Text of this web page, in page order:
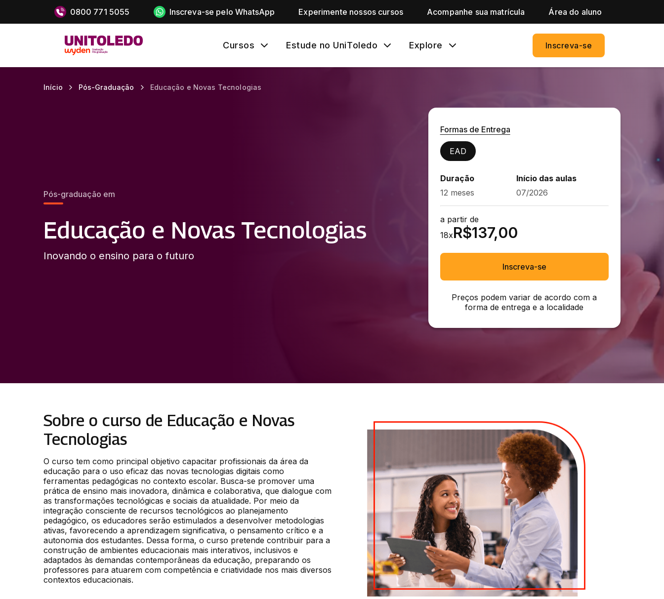
0800 771 5055 Inscreva-se pelo WhatsApp Experimente nossos cursos Acompanhe sua matrícula Área do aluno
Cursos Estude no UniToledo Explore Inscreva-se
Início Pós-Graduação Educação e Novas Tecnologias
Pós-graduação em
Educação e Novas Tecnologias
Inovando o ensino para o futuro
Formas de Entrega
EAD
Duração
12 meses
Início das aulas
07/2026
a partir de
18xR$137,00
Inscreva-se
Preços podem variar de acordo com a
forma de entrega e a localidade
Sobre o curso de Educação e Novas
Tecnologias
O curso tem como principal objetivo capacitar profissionais da área da
educação para o uso eficaz das novas tecnologias digitais como
ferramentas pedagógicas no contexto escolar. Busca-se promover uma
prática de ensino mais inovadora, dinâmica e colaborativa, que dialogue com
as transformações tecnológicas e sociais da atualidade. Por meio da
integração consciente de recursos tecnológicos ao planejamento
pedagógico, os educadores serão estimulados a desenvolver metodologias
ativas, favorecendo a aprendizagem significativa, o pensamento crítico e a
autonomia dos estudantes. Dessa forma, o curso pretende contribuir para a
construção de ambientes educacionais mais interativos, inclusivos e
adaptados às demandas contemporâneas da educação, preparando os
professores para atuarem com competência e criatividade nos mais diversos
contextos educacionais.